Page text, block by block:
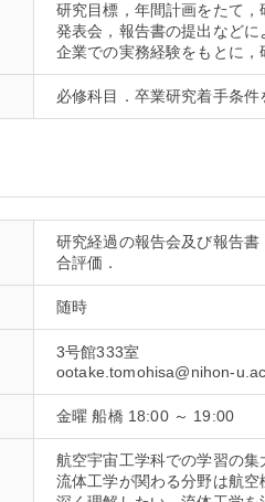
研究目標，年間計画をたて
発表会，報告書の提出などに
研究経過の報告会及び報告
3号館333室
金曜 船橋 18:00 ～ 19:00
航空宇宙工学科での学習の集
流体工学が関わる分野は航